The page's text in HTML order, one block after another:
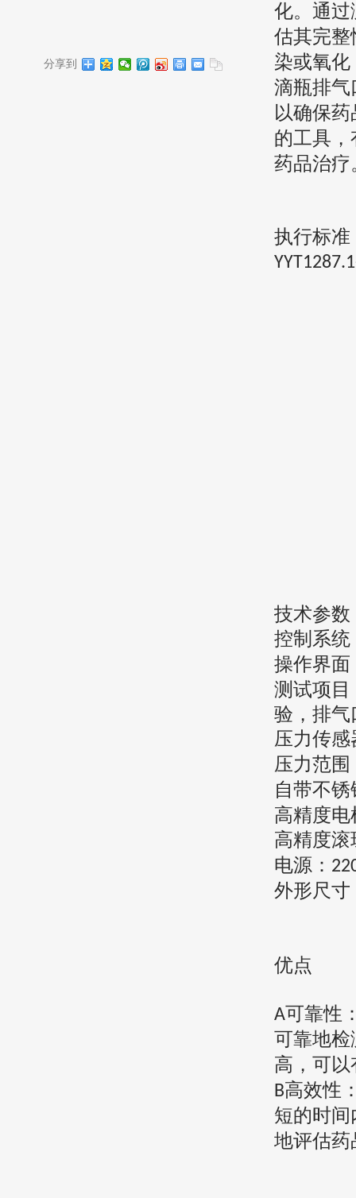
分享到
化。通过
估其完整
染或氧
滴瓶排气
以确保
的工具
药品治疗
执行标准
技术参数
控制系统
操作界面
测试项目
验 ， 排气
压力传
压力范围
自带不
高精度
高精度
电源：
外形尺寸
优点
A可靠性
可靠地检
高，可
B高效性
短的时
地评估药